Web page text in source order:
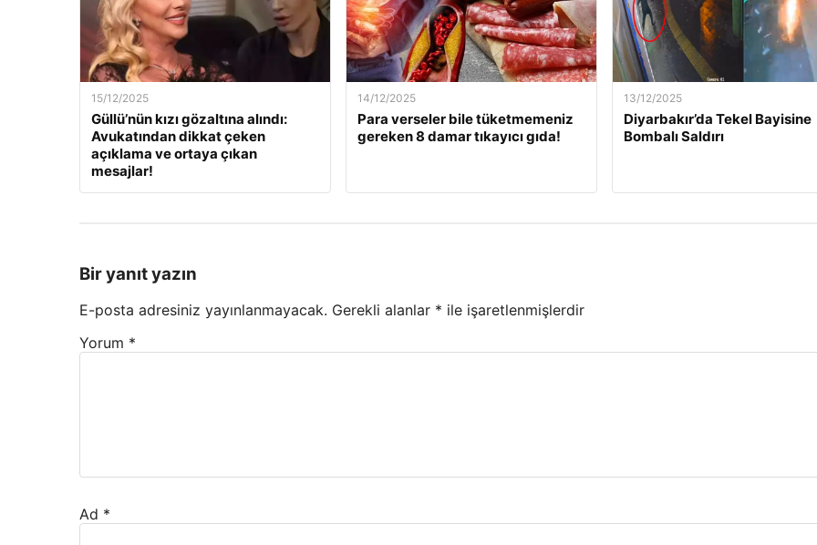
15/12/2025
Güllü’nün kızı gözaltına alındı:
Avukatından dikkat çeken
açıklama ve ortaya çıkan
mesajlar!
14/12/2025
Para verseler bile tüketmemeniz
gereken 8 damar tıkayıcı gıda!
13/12/2025
Diyarbakır’da Tekel Bayisine
Bombalı Saldırı
Bir yanıt yazın
E-posta adresiniz yayınlanmayacak. Gerekli alanlar * ile işaretlenmişlerdir
Yorum *
Ad *